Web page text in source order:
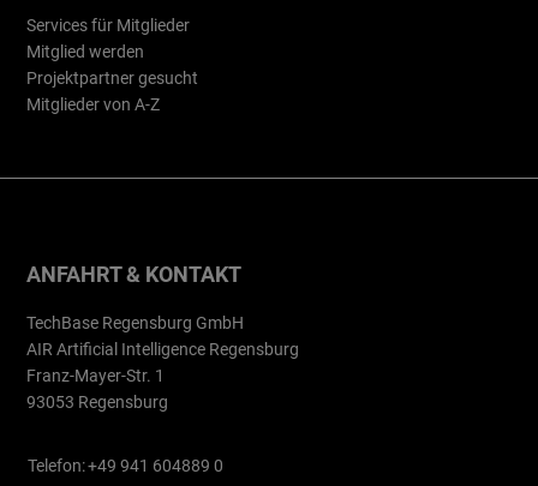
Services für Mitglieder
Mitglied werden
Projektpartner gesucht
Mitglieder von A-Z
ANFAHRT & KONTAKT
TechBase Regensburg GmbH
AIR Artificial Intelligence Regensburg
Franz-Mayer-Str. 1
93053 Regensburg
Telefon:+49 941 604889 0